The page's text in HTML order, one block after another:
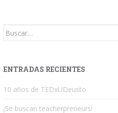
Buscar:
ENTRADAS RECIENTES
10 años de TEDxUDeusto
¡Se buscan teacherpreneurs!